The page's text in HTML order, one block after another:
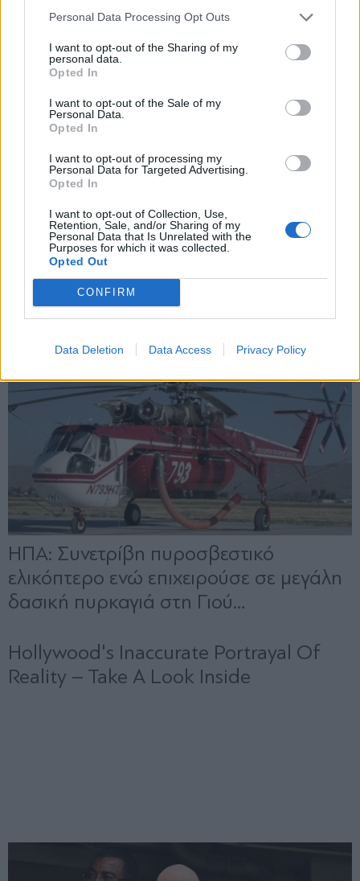
Personal Data Processing Opt Outs
I want to opt-out of the Sharing of my
personal data.
Opted In
I want to opt-out of the Sale of my
Personal Data.
Opted In
I want to opt-out of processing my
Personal Data for Targeted Advertising.
Opted In
I want to opt-out of Collection, Use,
Retention, Sale, and/or Sharing of my
Personal Data that Is Unrelated with the
Purposes for which it was collected.
Opted Out
CONFIRM
Data Deletion Data Access Privacy Policy
Αποδέχομαι τους
και την πολιτική απορρήτου
X